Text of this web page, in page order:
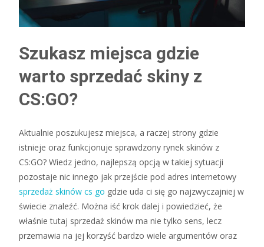
Szukasz miejsca gdzie
warto sprzedać skiny z
CS:GO?
Aktualnie poszukujesz miejsca, a raczej strony gdzie
istnieje oraz funkcjonuje sprawdzony rynek skinów z
CS:GO? Wiedz jedno, najlepszą opcją w takiej sytuacji
pozostaje nic innego jak przejście pod adres internetowy
sprzedaż skinów cs go gdzie uda ci się go najzwyczajniej w
świecie znaleźć. Można iść krok dalej i powiedzieć, że
właśnie tutaj sprzedaż skinów ma nie tylko sens, lecz
przemawia na jej korzyść bardzo wiele argumentów oraz